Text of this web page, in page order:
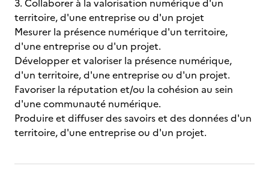
3. Collaborer à la valorisation numérique d'un
territoire, d'une entreprise ou d'un projet
Mesurer la présence numérique d'un territoire,
d'une entreprise ou d'un projet.
Développer et valoriser la présence numérique,
d'un territoire, d'une entreprise ou d'un projet.
Favoriser la réputation et/ou la cohésion au sein
d'une communauté numérique.
Produire et diffuser des savoirs et des données d'un
territoire, d'une entreprise ou d'un projet.